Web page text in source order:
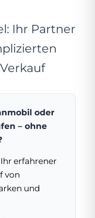
Ihr Partner
oder
– ohne
erfahrener
von
und